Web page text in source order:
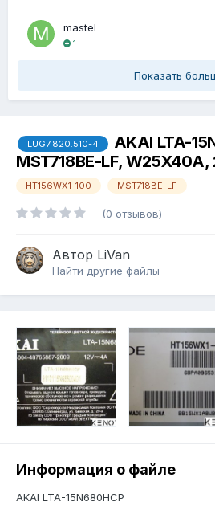
mastel
1
Показать
LUG7.820.510-4
AKAI LTA-
MST718BE-LF, W25X40A,
HT156WX1-100 MST718BE-LF
(0 отзывов)
Автор LiVan
Найти другие файлы
Информация о файле
AKAI LTA-15N680HCP